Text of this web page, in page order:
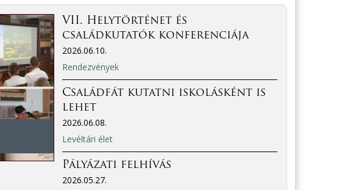
VII. Helytörténet és
családkutatók konferenciája
2026.06.10.
Rendezvények
Családfát kutatni iskolásként is
lehet
2026.06.08.
Levéltári élet
Pályázati felhívás
2026.05.27.